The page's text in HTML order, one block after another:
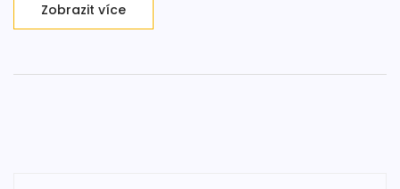
Zobrazit více